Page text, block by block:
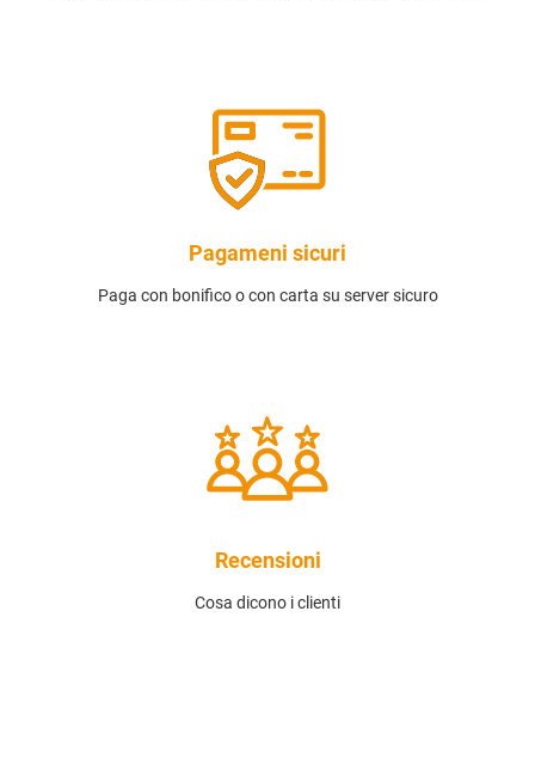
Pagameni sicuri
Paga con bonifico o con carta su server sicuro
Recensioni
Cosa dicono i clienti